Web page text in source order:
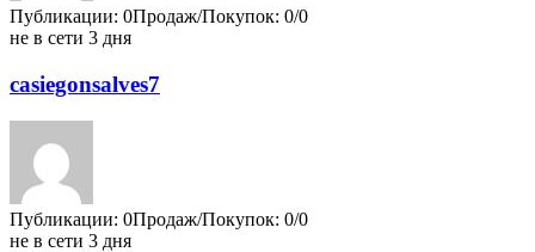
Публикации: 0Продаж/Покупок: 0/0
не в сети 3 дня
casiegonsalves7
Публикации: 0Продаж/Покупок: 0/0
не в сети 3 дня